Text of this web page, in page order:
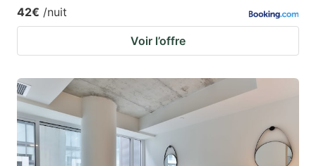
42€ /nuit
Voir l’offre